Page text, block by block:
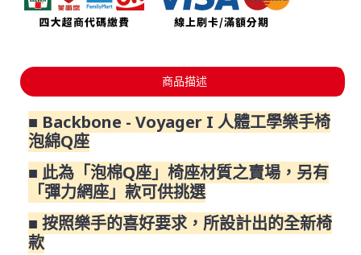
商品描述
■ Backbone - Voyager I 人體工學樂手椅
泡綿Q座
■ 此為「泡棉Q座」椅座材質之賣場，另有
「彈力網座」款可供挑選
■ 按照樂手的喜好要求，所設計出的全新椅
款